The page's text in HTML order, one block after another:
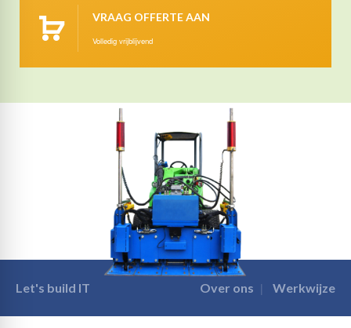
VRAAG OFFERTE AAN
Volledig vrijblijvend
Let's build IT Over ons Werkwijze